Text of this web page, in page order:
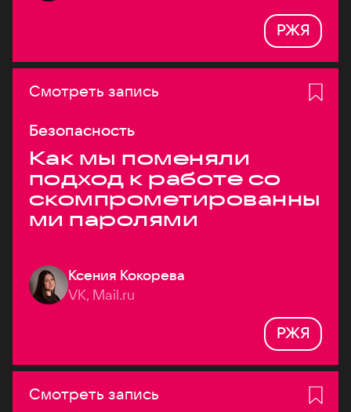
РЖЯ
Смотреть запись
Безопасность
Как мы поменяли
подход к работе со
скомпрометированны
ми паролями
Ксения Кокорева
VK, Mail.ru
РЖЯ
Смотреть запись